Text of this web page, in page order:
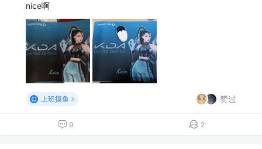
nice啊
上班摸鱼 赞过
9 2